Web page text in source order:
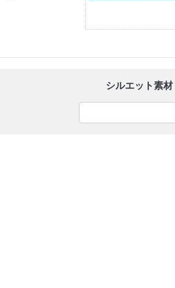
シルエット素